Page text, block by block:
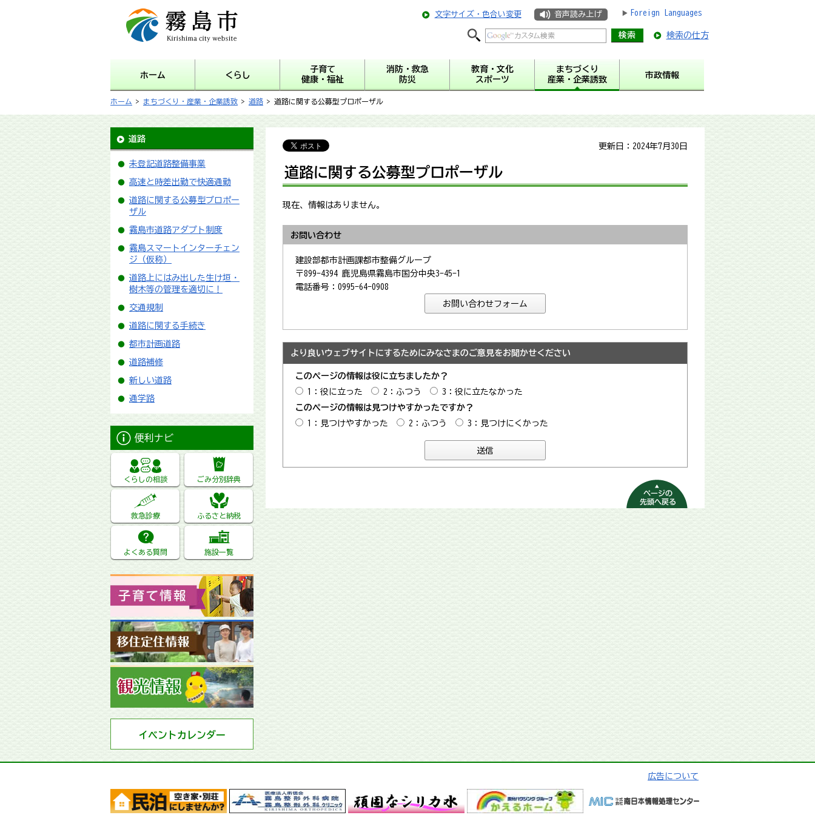
霧島市 Kirishima city
website
文字サイズ・色合い変更 音声読み上げ Foreign Languages
検索の仕方
ホーム くらし
子育て
健康・福祉
消防・救急
防災
教育・文化
スポーツ
まちづくり
産業・企業誘致
市政情報
ホーム > まちづくり・産業・企業誘致 > 道路 > 道路に関する公募型プロポーザル
道路
未登記道路整備事業
高速と時差出勤で快適通勤
道路に関する公募型プロポー
ザル
霧島市道路アダプト制度
霧島スマートインターチェン
ジ（仮称）
道路上にはみ出した生け垣・
樹木等の管理を適切に！
交通規制
道路に関する手続き
都市計画道路
道路補修
新しい道路
通学路
便利ナビ
くらしの相談 ごみ分別辞典
救急診療 ふるさと納税
よくある質問 施設一覧
イベントカレンダー
更新日：2024年7月30日
道路に関する公募型プロポーザル
現在、情報はありません。
お問い合わせ
建設部都市計画課都市整備グループ
〒899-4394 鹿児島県霧島市国分中央3-45-1
電話番号：0995-64-0908
より良いウェブサイトにするためにみなさまのご意見をお聞かせください
このページの情報は役に立ちましたか？
1：役に立った
2：ふつう
3：役に立たなかった
このページの情報は見つけやすかったですか？
1：見つけやすかった
2：ふつう 3：見つけにくかった
ページの先頭へ
戻る
広告について